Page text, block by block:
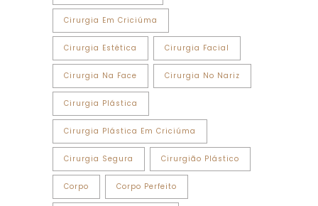
Cirurgia Em Criciúma
Cirurgia Estética Cirurgia Facial
Cirurgia Na Face Cirurgia No Nariz
Cirurgia Plástica
Cirurgia Plástica Em Criciúma
Cirurgia Segura Cirurgião Plástico
Corpo Corpo Perfeito